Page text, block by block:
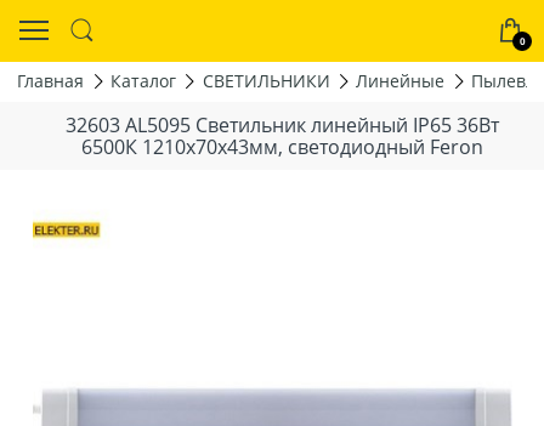
0
Главная Каталог СВЕТИЛЬНИКИ Линейные
32603 AL5095 Светильник линейный IP65 36Вт
6500К 1210x70x43мм, светодиодный Feron